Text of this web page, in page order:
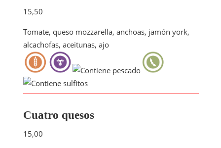
15,50
Tomate, queso mozzarella, anchoas, jamón york,
alcachofas, aceitunas, ajo
Cuatro quesos
15,00